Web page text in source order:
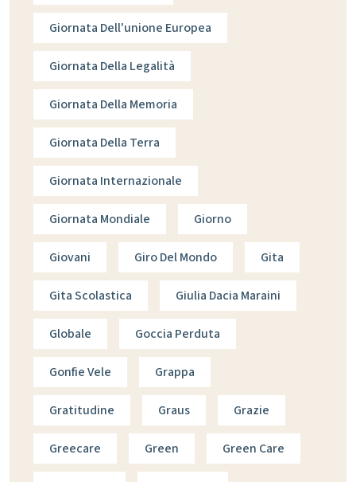
Giornata Dell'unione Europea
Giornata Della Legalità
Giornata Della Memoria
Giornata Della Terra
Giornata Internazionale
Giornata Mondiale Giorno
Giovani Giro Del Mondo Gita
Gita Scolastica Giulia Dacia Maraini
Globale Goccia Perduta
Gonfie Vele Grappa
Gratitudine Graus Grazie
Greecare Green Green Care